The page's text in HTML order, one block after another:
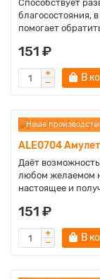
Способствует
благосостояния,
помогает
151 ₽
В
Наше
ALE0704
Даёт
любом желаемом
настоящее и
151 ₽
В